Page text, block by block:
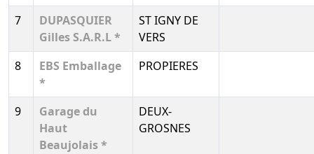
7
DUPASQUIER
Gilles S.A.R.L *
ST IGNY DE
VERS
8
EBS Emballage
*
PROPIERES
9
Garage du
Haut
Beaujolais *
DEUX-
GROSNES